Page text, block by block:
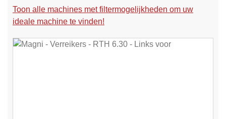
Toon alle machines met filtermogelijkheden om uw
ideale machine te vinden!